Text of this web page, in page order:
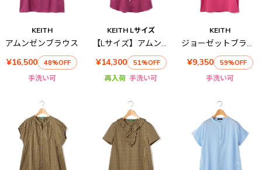
KEITH
アムンゼンブラウス
¥16,500
48%OFF
手洗い可
KEITH Lサイズ
【Lサイズ】アムンゼンシャツブラウス
¥14,300
51%OFF
再入荷 手洗い可
KEITH
ジョーゼットブラウス
¥9,350
59%OFF
手洗い可